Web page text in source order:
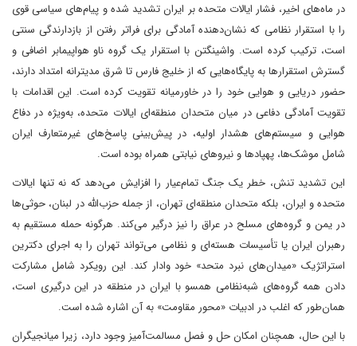
در ماه‌های اخیر، فشار ایالات متحده بر ایران تشدید شده و پیام‌های سیاسی قوی
را با استقرار نظامی که نشان‌دهنده آمادگی برای فراتر رفتن از بازدارندگی سنتی
است، ترکیب کرده است. واشینگتن با استقرار یک گروه ناو هواپیمابر اضافی و
گسترش استقرارها به پایگاه‌هایی که از خلیج فارس تا شرق مدیترانه امتداد دارند،
حضور دریایی و هوایی خود را در خاورمیانه تقویت کرده است. این اقدامات با
تقویت آمادگی دفاعی در میان متحدان منطقه‌ای ایالات متحده، به‌ویژه در دفاع
هوایی و سیستم‌های هشدار اولیه، در پیش‌بینی پاسخ‌های غیرمتعارف ایران
شامل موشک‌ها، پهپادها و نیروهای نیابتی همراه بوده است.
این تشدید تنش، خطر یک جنگ تمام‌عیار را افزایش می‌دهد که نه تنها ایالات
متحده و ایران، بلکه متحدان منطقه‌ای تهران، از جمله حزب‌الله در لبنان، حوثی‌ها
در یمن و گروه‌های مسلح در عراق را نیز درگیر می‌کند. هرگونه حمله مستقیم به
رهبران ایران یا تأسیسات هسته‌ای و نظامی می‌تواند تهران را به اجرای دکترین
استراتژیک «میدان‌های نبرد متحد» خود وادار کند. این رویکرد شامل مشارکت
دادن همه گروه‌های شبه‌نظامی همسو با ایران در منطقه در این درگیری است،
همان‌طور که اغلب در ادبیات «محور مقاومت» به آن اشاره شده است.
با این حال، همچنان امکان حل و فصل مسالمت‌آمیز وجود دارد، زیرا میانجیگران